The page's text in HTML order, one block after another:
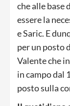
che alle base
essere la
e Saric. E
per un posto
Valente che
in campo dal
posto sulla